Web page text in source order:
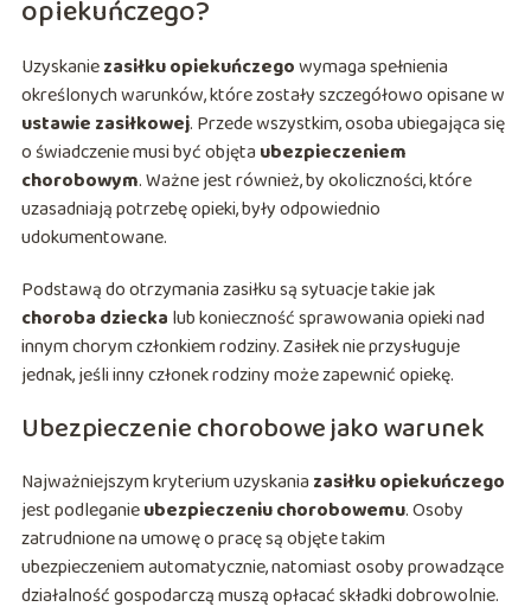
opiekuńczego?
Uzyskaniezasiłku opiekuńczegowymaga spełnienia
określonych warunków, które zostały szczegółowo opisane w
ustawie zasiłkowej. Przede wszystkim, osoba ubiegająca się
o świadczenie musi być objęta ubezpieczeniem
chorobowym. Ważne jest również, by okoliczności, które
uzasadniają potrzebę opieki, były odpowiednio
udokumentowane.
Podstawą do otrzymania zasiłku są sytuacje takie jak
choroba dziecka lub konieczność sprawowania opieki nad
innym chorym członkiem rodziny. Zasiłek nie przysługuje
jednak, jeśli inny członek rodziny może zapewnić opiekę.
Ubezpieczenie chorobowe jako warunek
Najważniejszym kryterium uzyskania zasiłku opiekuńczego
jest podleganieubezpieczeniu chorobowemu. Osoby
zatrudnione na umowę o pracę są objęte takim
ubezpieczeniem automatycznie, natomiast osoby prowadzące
działalność gospodarczą muszą opłacać składki dobrowolnie.